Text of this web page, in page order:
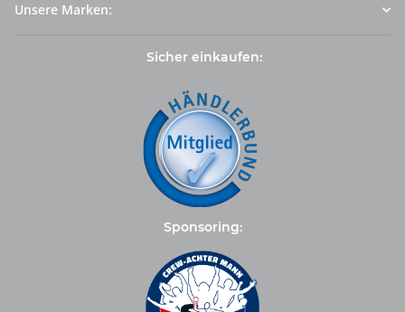
Unsere Marken:
Sicher einkaufen:
Sponsoring: